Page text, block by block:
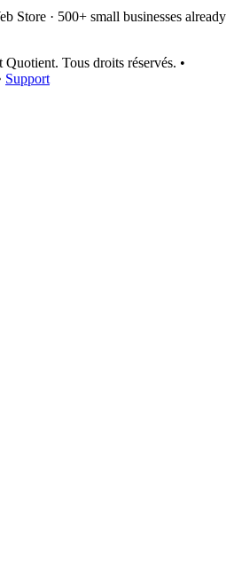
Store · 500+ small businesses already
Tous droits réservés. •
Support